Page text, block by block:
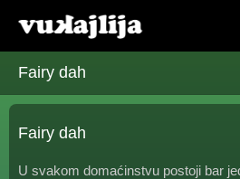
Fairy dah
Fairy dah
U svakom domaćinstvu postoji bar